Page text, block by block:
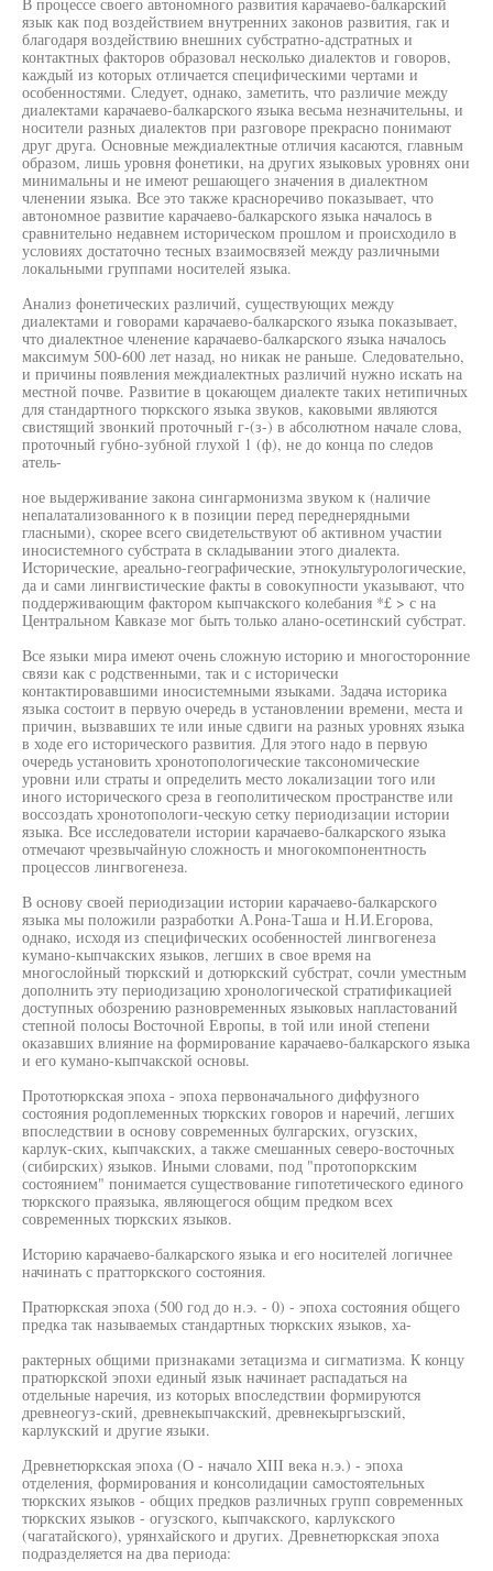
язык как под воздействием внутренних законов развития, гак и
благодаря воздействию внешних субстратно-адстратных и
контактных факторов образовал несколько диалектов и говоров,
каждый из которых отличается специфическими чертами и
особенностями. Следует, однако, заметить, что различие между
диалектами карачаево-балкарского языка весьма незначительны, и
носители разных диалектов при разговоре прекрасно понимают
друг друга. Основные междиалектные отличия касаются, главным
образом, лишь уровня фонетики, на других языковых уровнях они
минимальны и не имеют решающего значения в диалектном
членении языка. Все это также красноречиво показывает, что
автономное развитие карачаево-балкарского языка началось в
сравнительно недавнем историческом прошлом и происходило в
условиях достаточно тесных взаимосвязей между различными
локальными группами носителей языка.
Анализ фонетических различий, существующих между
диалектами и говорами карачаево-балкарского языка показывает,
что диалектное членение карачаево-балкарского языка началось
максимум 500-600 лет назад, но никак не раньше. Следовательно,
и причины появления междиалектных различий нужно искать на
местной почве. Развитие в цокающем диалекте таких нетипичных
для стандартного тюркского языка звуков, каковыми являются
свистящий звонкий проточный г-(з-) в абсолютном начале слова,
проточный губно-зубной глухой 1 (ф), не до конца по следов
атель-
ное выдерживание закона сингармонизма звуком к (наличие
непалатализованного к в позиции перед переднерядными
гласными), скорее всего свидетельствуют об активном участии
иносистемного субстрата в складывании этого диалекта.
Исторические, ареально-географические, этнокультурологические,
да и сами лингвистические факты в совокупности указывают, что
поддерживающим фактором кыпчакского колебания *£ > с на
Центральном Кавказе мог быть только алано-осетинский субстрат.
Все языки мира имеют очень сложную историю и многосторонние
связи как с родственными, так и с исторически
контактировавшими иносистемными языками. Задача историка
языка состоит в первую очередь в установлении времени, места и
причин, вызвавших те или иные сдвиги на разных уровнях языка
в ходе его исторического развития. Для этого надо в первую
очередь установить хронотопологические таксономические
уровни или страты и определить место локализации того или
иного исторического среза в геополитическом пространстве или
воссоздать хронотопологи-ческую сетку периодизации истории
языка. Все исследователи истории карачаево-балкарского языка
отмечают чрезвычайную сложность и многокомпонентность
процессов лингвогенеза.
В основу своей периодизации истории карачаево-балкарского
языка мы положили разработки А.Рона-Таша и Н.И.Егорова,
однако, исходя из специфических особенностей лингвогенеза
кумано-кыпчакских языков, легших в свое время на
многослойный тюркский и дотюркский субстрат, сочли уместным
дополнить эту периодизацию хронологической стратификацией
доступных обозрению разновременных языковых напластований
степной полосы Восточной Европы, в той или иной степени
оказавших влияние на формирование карачаево-балкарского языка
и его кумано-кыпчакской основы.
Прототюркская эпоха - эпоха первоначального диффузного
состояния родоплеменных тюркских говоров и наречий, легших
впоследствии в основу современных булгарских, огузских,
карлук-ских, кыпчакских, а также смешанных северо-восточных
(сибирских) языков. Иными словами, под "протопоркским
состоянием" понимается существование гипотетического единого
тюркского праязыка, являющегося общим предком всех
современных тюркских языков.
Историю карачаево-балкарского языка и его носителей логичнее
начинать с пратторкского состояния.
Пратюркская эпоха (500 год до н.э. - 0) - эпоха состояния общего
предка так называемых стандартных тюркских языков, ха-
рактерных общими признаками зетацизма и сигматизма. К концу
пратюркской эпохи единый язык начинает распадаться на
отдельные наречия, из которых впоследствии формируются
древнеогуз-ский, древнекыпчакский, древнекыргызский,
карлукский и другие языки.
Древнетюркская эпоха (О - начало XIII века н.э.) - эпоха
отделения, формирования и консолидации самостоятельных
тюркских языков - общих предков различных групп современных
тюркских языков - огузского, кыпчакского, карлукского
(чагатайского), урянхайского и других. Древнетюркская эпоха
подразделяется на два периода: